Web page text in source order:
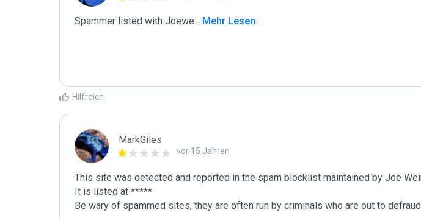
Spammer listed with Joewe... Mehr Lesen
Hilfreich
MarkGiles
vor 15 Jahren
This site was detected and reported in the spam blocklist maintained by Joe
It is listed at *****
Be wary of spammed sites, they are often run by criminals who are out to